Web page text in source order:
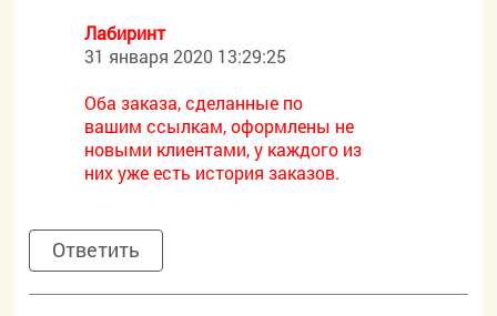
Лабиринт
31 января 2020 13:29:25
Оба заказа, сделанные по
вашим ссылкам, оформлены не
новыми клиентами, у каждого из
них уже есть история заказов.
Ответить